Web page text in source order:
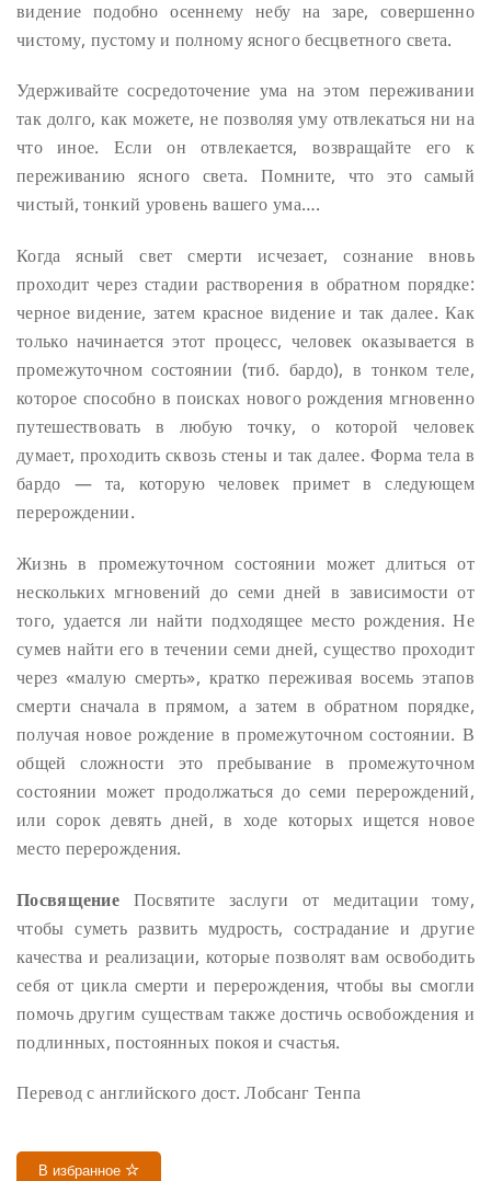
видение подобно осеннему небу на заре, совершенно
чистому, пустому и полному ясного бесцветного света.
Удерживайте сосредоточение ума на этом переживании
так долго, как можете, не позволяя уму отвлекаться ни на
что иное. Если он отвлекается, возвращайте его к
переживанию ясного света. Помните, что это самый
чистый, тонкий уровень вашего ума….
Когда ясный свет смерти исчезает, сознание вновь
проходит через стадии растворения в обратном порядке:
черное видение, затем красное видение и так далее. Как
только начинается этот процесс, человек оказывается в
промежуточном состоянии (тиб. бардо), в тонком теле,
которое способно в поисках нового рождения мгновенно
путешествовать в любую точку, о которой человек
думает, проходить сквозь стены и так далее. Форма тела в
бардо — та, которую человек примет в следующем
перерождении.
Жизнь в промежуточном состоянии может длиться от
нескольких мгновений до семи дней в зависимости от
того, удается ли найти подходящее место рождения. Не
сумев найти его в течении семи дней, существо проходит
через «малую смерть», кратко переживая восемь этапов
смерти сначала в прямом, а затем в обратном порядке,
получая новое рождение в промежуточном состоянии. В
общей сложности это пребывание в промежуточном
состоянии может продолжаться до семи перерождений,
или сорок девять дней, в ходе которых ищется новое
место перерождения.
Посвящение Посвятите заслуги от медитации тому,
чтобы суметь развить мудрость, сострадание и другие
качества и реализации, которые позволят вам освободить
себя от цикла смерти и перерождения, чтобы вы смогли
помочь другим существам также достичь освобождения и
подлинных, постоянных покоя и счастья.
Перевод с английского дост. Лобсанг Тенпа
В избранное